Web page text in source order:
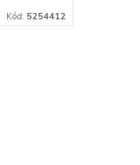
Kód: 5254412